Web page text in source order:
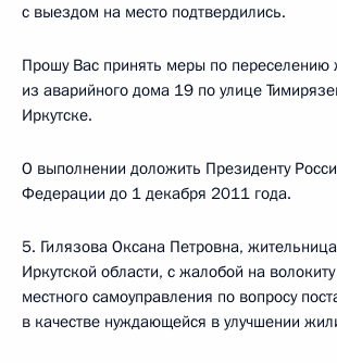
с выездом на место подтвердились.
Прошу Вас принять меры по переселению
из аварийного дома 19 по улице
Иркутске.
О выполнении доложить Президенту
Федерации до 1 декабря 2011 года.
5. Гилязова Оксана Петровна,
Иркутской области, с жалобой на
местного самоуправления по вопросу
в качестве нуждающейся в улучшении